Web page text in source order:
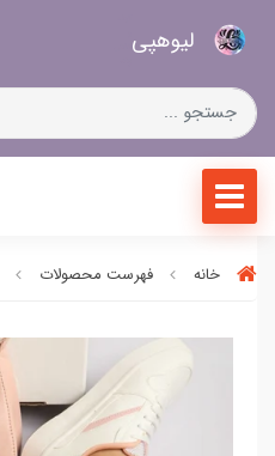
لیو‌هپی
خانه فهرست محصولات